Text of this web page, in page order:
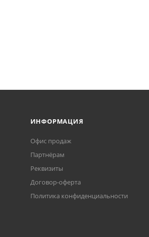
ИНФОРМАЦИЯ
Офис продаж
Партнёрам
Реквизиты
Договор-оферта
Политика конфиденциальности